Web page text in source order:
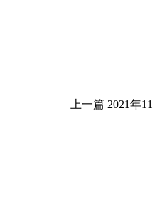
上一篇 2021年11